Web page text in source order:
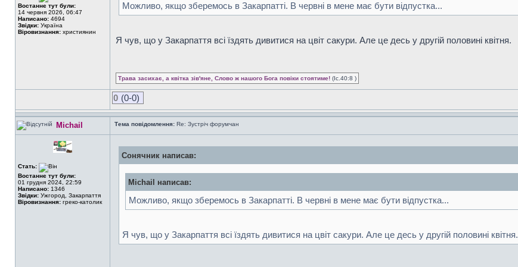
Востаннє тут були:
14 червня 2026, 06:47
Написано: 4694
Звідки: Україна
Віровизнання: християнин
Можливо, якщо зберемось в Закарпатті. В червні в мене має бути відпустка...
Я чув, що у Закарпаття всі їздять дивитися на цвіт сакури. Але це десь у другій половині квітня.
Трава засихає, а квітка зів'яне, Слово ж нашого Бога повіки стоятиме! (Іс.40:8 )
0 (0-0)
Michail Тема повідомлення: Re: Зустріч форумчан
Стать:
Востаннє тут були:
01 грудня 2024, 22:59
Написано: 1346
Звідки: Ужгород, Закарпаття
Віровизнання: греко-католик
Сонячник написав:
Michail написав:
Можливо, якщо зберемось в Закарпатті. В червні в мене має бути відпустка...
Я чув, що у Закарпаття всі їздять дивитися на цвіт сакури. Але це десь у другій половині квітня.